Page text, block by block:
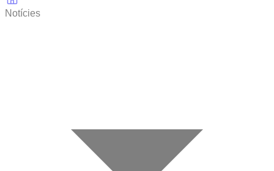
Notícies